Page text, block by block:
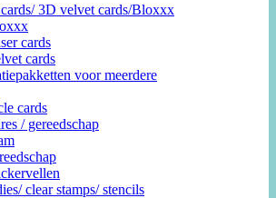
3D velvet cards/Bloxxx
cards
cards
voor meerdere
cards
/ gereedschap
clear stamps/ stencils